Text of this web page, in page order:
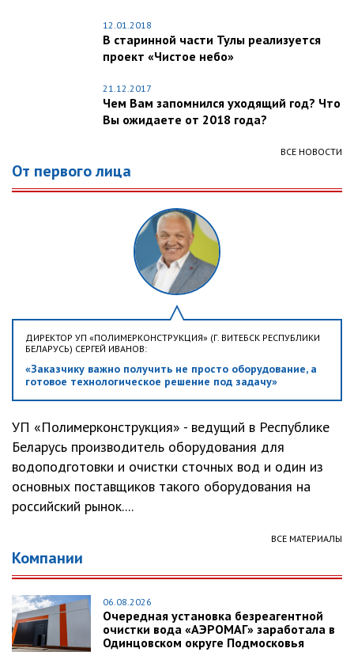
12.01.2018
В старинной части Тулы реализуется
проект «Чистое небо»
21.12.2017
Чем Вам запомнился уходящий год? Что
Вы ожидаете от 2018 года?
ВСЕ НОВОСТИ
От первого лица
ДИРЕКТОР УП «ПОЛИМЕРКОНСТРУКЦИЯ» (Г. ВИТЕБСК РЕСПУБЛИКИ
БЕЛАРУСЬ) СЕРГЕЙ ИВАНОВ:
«Заказчику важно получить не просто оборудование, а
готовое технологическое решение под задачу»
УП «Полимерконструкция» - ведущий в Республике
Беларусь производитель оборудования для
водоподготовки и очистки сточных вод и один из
основных поставщиков такого оборудования на
российский рынок....
ВСЕ МАТЕРИАЛЫ
Компании
06.08.2026
Очередная установка безреагентной
очистки вода «АЭРОМАГ» заработала в
Одинцовском округе Подмосковья